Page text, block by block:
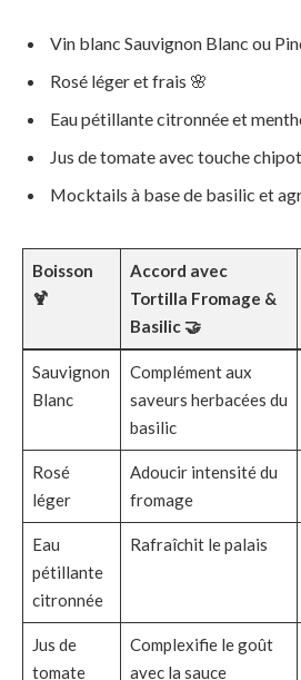
Vin blanc Sauvignon Blanc ou
Rosé léger et frais 🌸
Eau pétillante citronnée et
Jus de tomate avec touche
Mocktails à base de basilic et
Boisson
🍹
Accord avec
Tortilla Fromage &
Basilic 🤝
Sauvignon
Blanc
Complément aux
saveurs herbacées du
basilic
Rosé
léger
Adoucir intensité du
fromage
Eau
pétillante
citronnée
Rafraîchit le palais
Jus de
tomate
Complexifie le goût
avec la sauce